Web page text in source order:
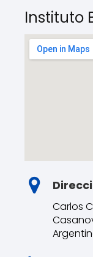
Instituto
Carlos